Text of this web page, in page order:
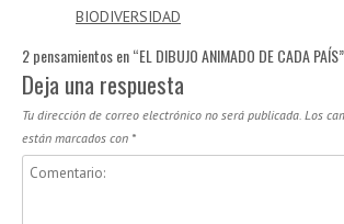
BIODIVERSIDAD
2 pensamientos en “EL DIBUJO ANIMADO DE CADA PAÍS”
Deja una respuesta
Tu dirección de correo electrónico no será publicada. Los
están marcados con *